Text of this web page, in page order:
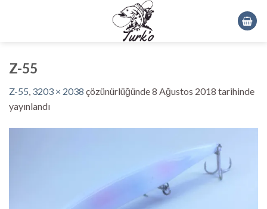
Z-55
Z-55, 3203 × 2038 çözünürlüğünde8 Ağustos 2018 tarihinde
yayınlandı